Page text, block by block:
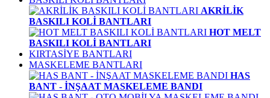
AKRİLİK
BASKILI KOLİ BANTLARI
HOT MELT
BASKILI KOLİ BANTLARI
KIRTASİYE BANTLARI
MASKELEME BANTLARI
HAS
BANT - İNŞAAT MASKELEME BANDI